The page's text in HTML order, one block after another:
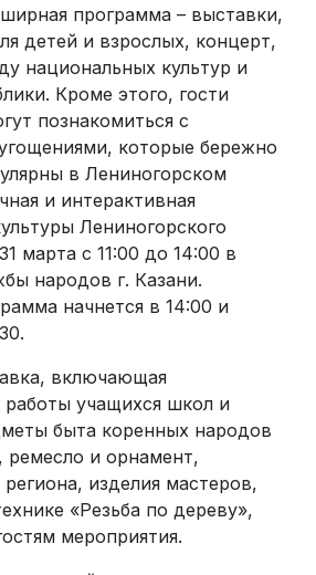
программа – выставки,
детей и взрослых, концерт,
национальных культур и
Кроме этого, гости
познакомиться с
которые бережно
в Лениногорском
и интерактивная
Лениногорского
марта с 11:00 до 14:00 в
народов г. Казани.
начнется в 14:00 и
включающая
учащихся школ и
быта коренных народов
ремесло и орнамент,
изделия мастеров,
«Резьба по дереву»,
мероприятия.